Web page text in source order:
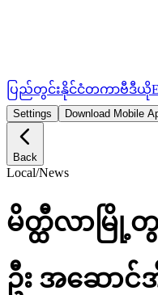
ပြည်တွင်းနိုင်ငံတကာဗီဒီယို
Settings Download Mobile
Back
Local/News
မိတ္ထီလာမြို့
ဦး အဆော